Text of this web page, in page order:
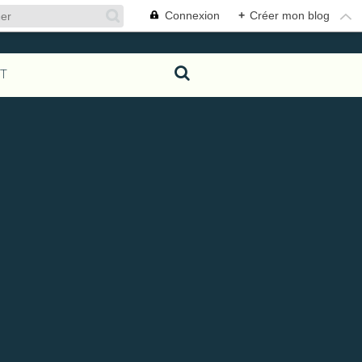
Connexion + Créer mon blog